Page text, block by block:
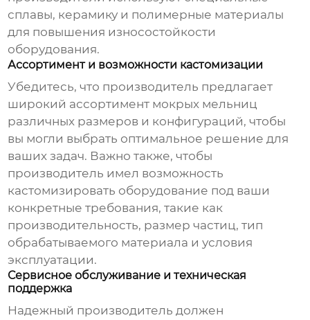
сплавы, керамику и полимерные материалы
для повышения износостойкости
оборудования.
Ассортимент и возможности кастомизации
Убедитесь, что производитель предлагает
широкий ассортимент мокрых мельниц
различных размеров и конфигураций, чтобы
вы могли выбрать оптимальное решение для
ваших задач. Важно также, чтобы
производитель имел возможность
кастомизировать оборудование под ваши
конкретные требования, такие как
производительность, размер частиц, тип
обрабатываемого материала и условия
эксплуатации.
Сервисное обслуживание и техническая
поддержка
Надежный производитель должен